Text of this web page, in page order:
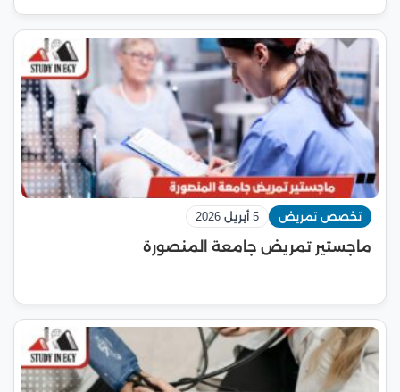
تخصص تمريض 5 أبريل 2026
ماجستير تمريض جامعة المنصورة